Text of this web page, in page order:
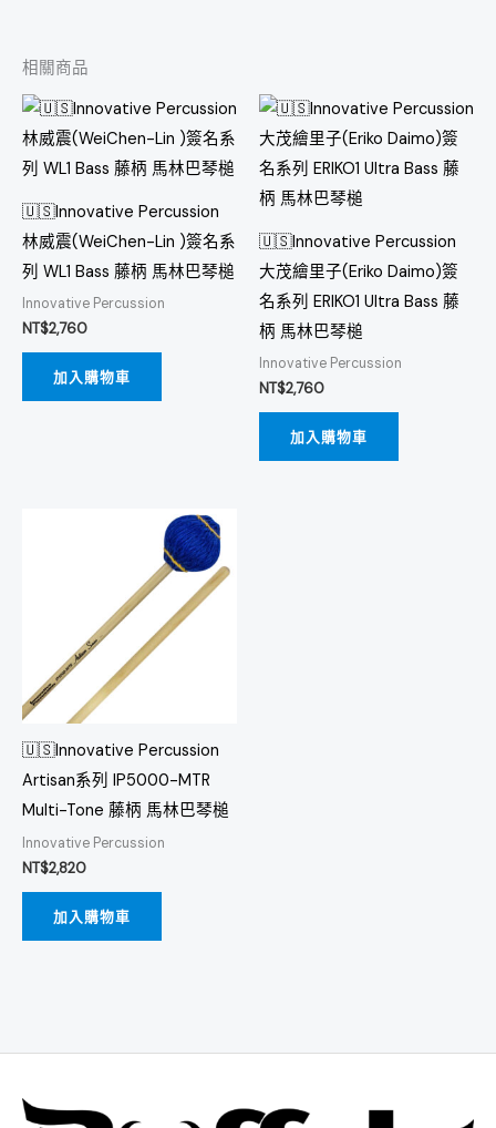
相關商品
🇺🇸Innovative Percussion
林威震(WeiChen-Lin )簽名系
列 WL1 Bass 藤柄 馬林巴琴槌
Innovative Percussion
NT$2,760
加入購物車
🇺🇸Innovative Percussion
大茂繪里子(Eriko Daimo)簽
名系列 ERIKO1 Ultra Bass 藤
柄 馬林巴琴槌
Innovative Percussion
NT$2,760
加入購物車
🇺🇸Innovative Percussion
Artisan系列 IP5000-MTR
Multi-Tone 藤柄 馬林巴琴槌
Innovative Percussion
NT$2,820
加入購物車